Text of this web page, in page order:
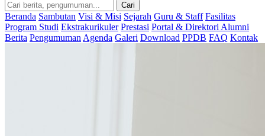
Cari
Beranda Sambutan Visi & Misi Sejarah Guru & Staff Fasilitas
Program Studi Ekstrakurikuler Prestasi Portal & Direktori Alumni
Berita Pengumuman Agenda Galeri Download PPDB FAQ Kontak